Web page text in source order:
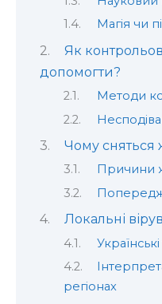
Магія чи
Як
допомогти?
Методи
Чому сняться
Причини
Локальні
регіонах